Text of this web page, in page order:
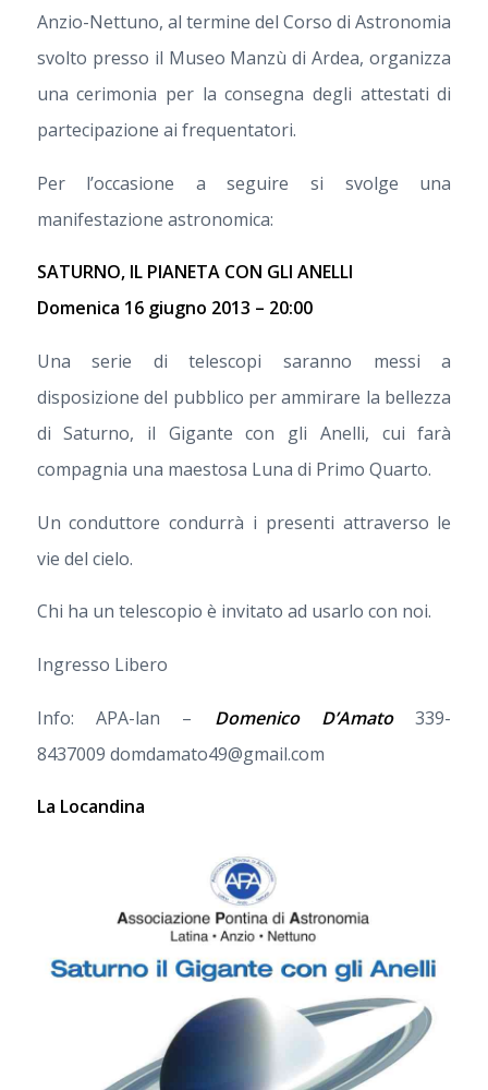
Anzio-Nettuno, al termine del Corso di Astronomia
svolto presso il Museo Manzù di Ardea, organizza
una cerimonia per la consegna degli attestati di
partecipazione ai frequentatori.
Per l’occasione a seguire si svolge una
manifestazione astronomica:
SATURNO, IL PIANETA CON GLI ANELLI
Domenica 16 giugno 2013 – 20:00
Una serie di telescopi saranno messi a
disposizione del pubblico per ammirare la bellezza
di Saturno, il Gigante con gli Anelli, cui farà
compagnia una maestosa Luna di Primo Quarto.
Un conduttore condurrà i presenti attraverso le
vie del cielo.
Chi ha un telescopio è invitato ad usarlo con noi.
Ingresso Libero
Info: APA-lan – Domenico D’Amato339-
8437009 domdamato49@gmail.com
La Locandina